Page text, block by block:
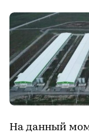
На данный